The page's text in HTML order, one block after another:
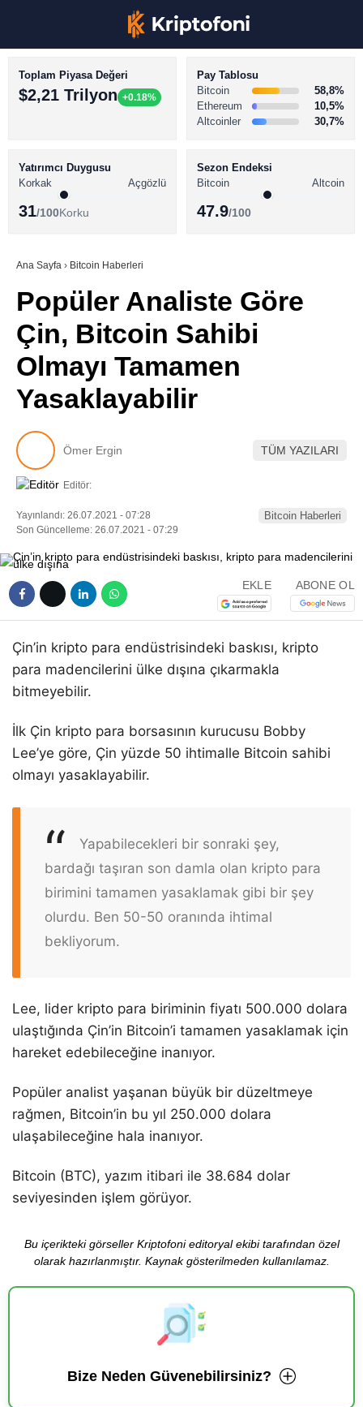
Youtube
TikTok
BİTCOİN HABERLERİ
ALTCOİN HABERLERİ
SÖZLÜK
Toplam Piyasa Değeri
$2,21 Trilyon +0.18%
Pay Tablosu
Bitcoin
58,8%
Ethereum
10,5%
Altcoinler
30,7%
Yatırımcı Duygusu
Korkak
Açgözlü
31/100Korku
Sezon Endeksi
Bitcoin
Altcoin
47.9/100
Ana Sayfa › Bitcoin Haberleri
Popüler Analiste Göre
Çin, Bitcoin Sahibi
Olmayı Tamamen
Yasaklayabilir
Ömer Ergin TÜM YAZILARI
Editör:
Yayınlandı: 26.07.2021 - 07:28
Son Güncelleme: 26.07.2021 - 07:29
Bitcoin Haberleri
EKLE ABONE OL
Çin’in kripto para endüstrisindeki baskısı, kripto
para madencilerini ülke dışına çıkarmakla
bitmeyebilir.
İlk Çin kripto para borsasının kurucusu Bobby
Lee’ye göre, Çin yüzde 50 ihtimalle Bitcoin sahibi
olmayı yasaklayabilir.
Yapabilecekleri bir sonraki şey,
bardağı taşıran son damla olan kripto para
birimini tamamen yasaklamak gibi bir şey
olurdu. Ben 50-50 oranında ihtimal
bekliyorum.
Lee, lider kripto para biriminin fiyatı 500.000 dolara
ulaştığında Çin’in Bitcoin’i tamamen yasaklamak için
hareket edebileceğine inanıyor.
Popüler analist yaşanan büyük bir düzeltmeye
rağmen, Bitcoin’in bu yıl 250.000 dolara
ulaşabileceğine hala inanıyor.
Bitcoin (BTC), yazım itibari ile 38.684 dolar
seviyesinden işlem görüyor.
Bu içerikteki görseller Kriptofoni editoryal ekibi tarafından özel
olarak hazırlanmıştır. Kaynak gösterilmeden kullanılamaz.
Bize Neden Güvenebilirsiniz?